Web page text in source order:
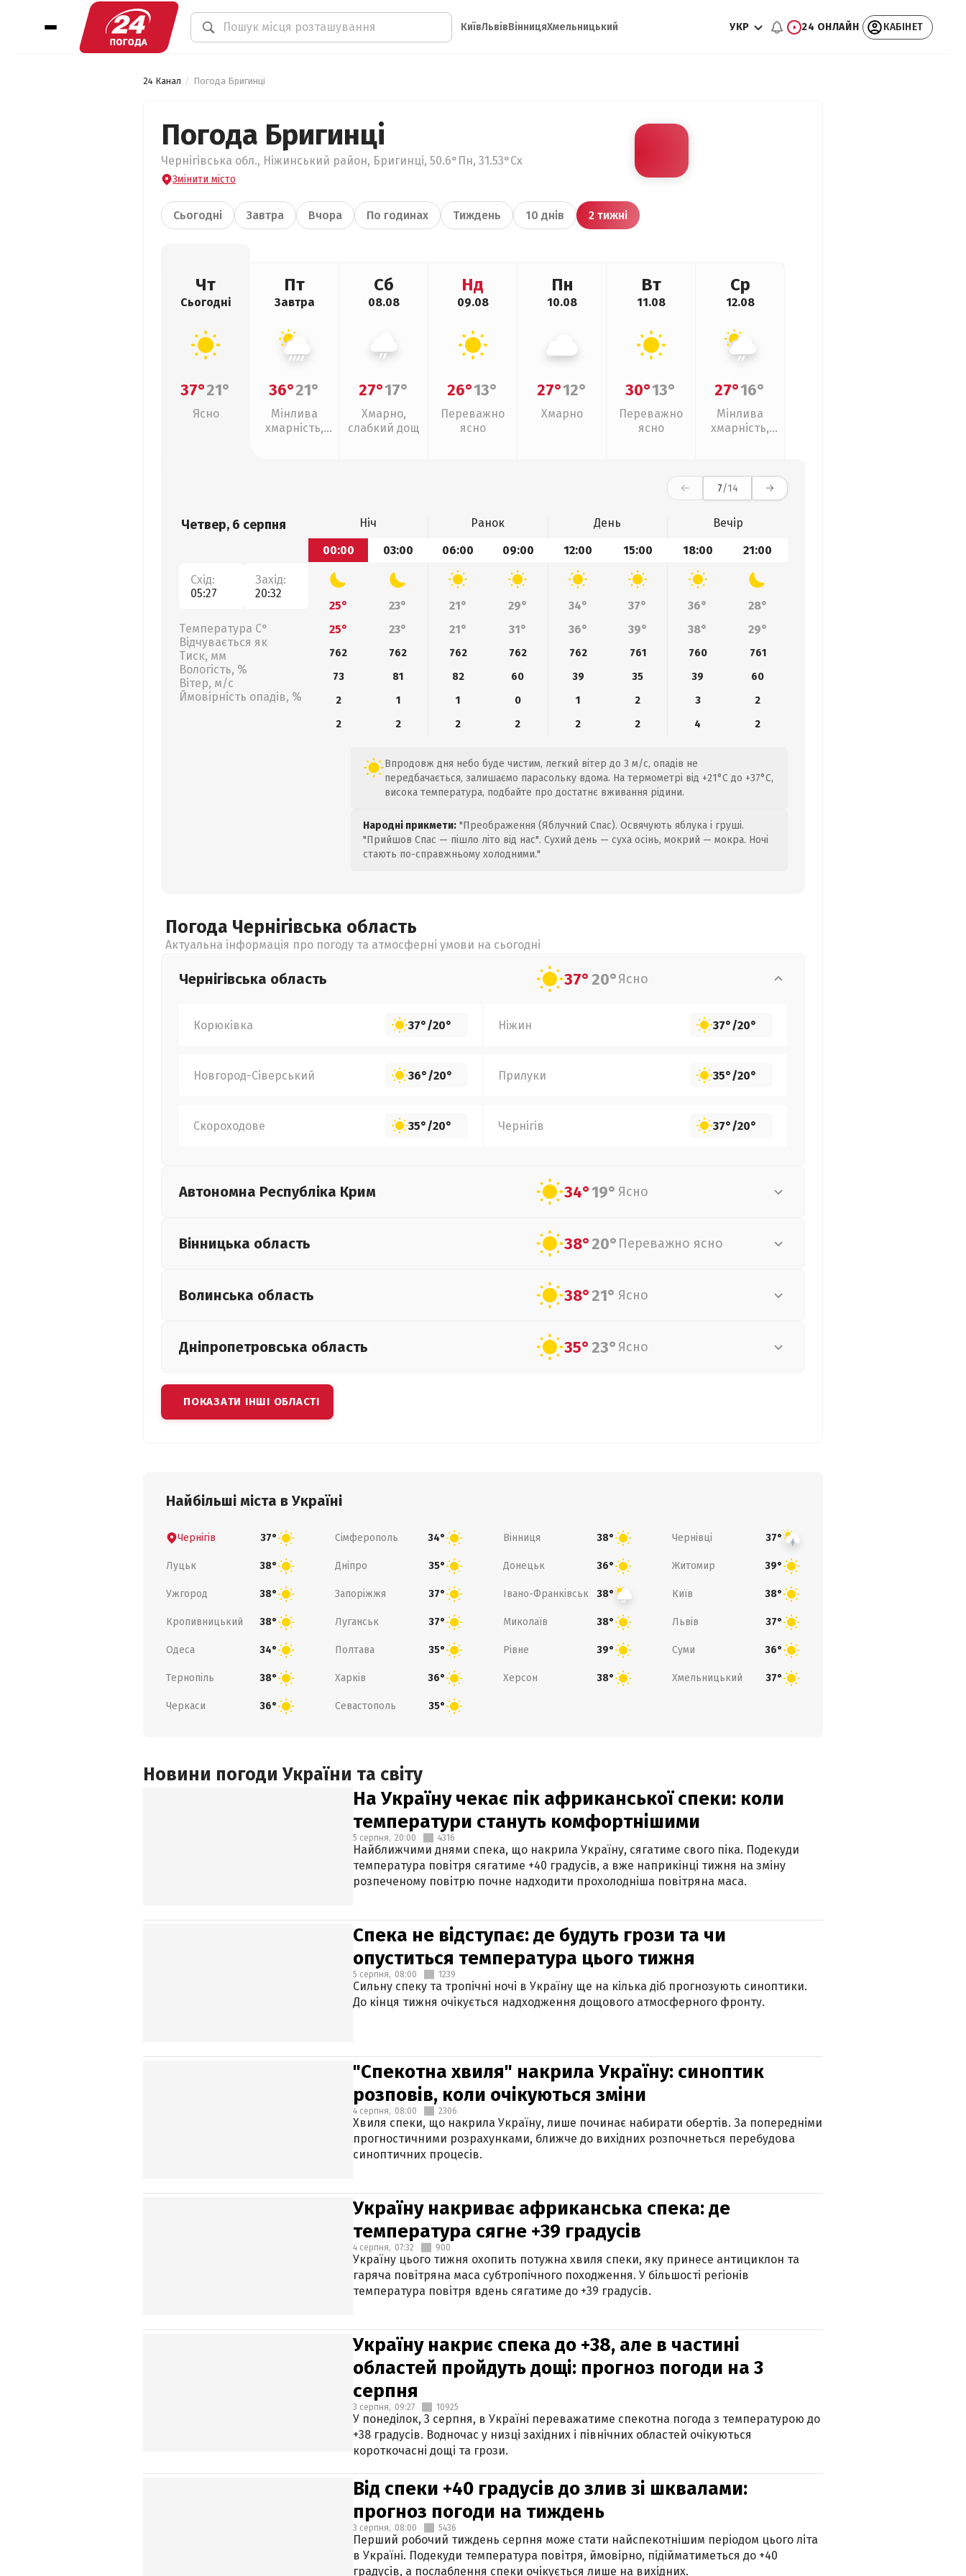
КиївЛьвівВінницяХмельницький УКР 24 ОНЛАЙН КАБІНЕТ
24 Канал Погода Бригинці
Погода Бригинці
Чернігівська обл., Ніжинський район, Бригинці, 50.6°Пн, 31.53°Сх
Змінити місто
Сьогодні Завтра Вчора По годинах Тиждень 10 днів 2 тижні
Чт
Сьогодні
37°21°
Ясно
Пт
Завтра
36°21°
Мінлива
хмарність,
Сб
08.08
27°17°
Хмарно,
слабкий дощ
Нд
09.08
26°13°
Переважно
ясно
Пн
10.08
27°12°
Хмарно
Вт
11.08
30°13°
Переважно
ясно
Ср
12.08
27°16°
Мінлива
хмарність,
7/14
Четвер, 6 серпня
Схід:
05:27
Захід:
20:32
Температура С°
Відчувається як
Тиск, мм
Вологість, %
Вітер, м/с
Ймовірність опадів, %
Ніч Ранок День
Вечір
00:00
03:00 06:00 09:00 12:00 15:00 18:00 21:00
25° 23° 21° 29° 34° 37° 36°
28°
25°
23° 21° 31° 36° 39° 38° 29°
762 762 762 762 762 761 760
761
73
81 82 60 39 35 39
60
2
1 1 0 1 2 3
2
2
2 2 2 2 2 4 2
Впродовж дня небо буде чистим, легкий вітер до 3 м/с, опадів не
передбачається, залишаємо парасольку вдома. На термометрі від +21°C до +37°C,
висока температура, подбайте про достатнє вживання рідини.
Народні прикмети: "Преображення (Яблучний Спас). Освячують яблука і груші.
"Прийшов Спас — пішло літо від нас". Сухий день — суха осінь, мокрий — мокра. Ночі
стають по-справжньому холодними."
Погода Чернігівська область
Актуальна інформація про погоду та атмосферні умови на сьогодні
Чернігівська область 37°20°Ясно
Корюківка 37°/20° Ніжин 37°/20°
Новгород-Сіверський 36°/20° Прилуки 35°/20°
Скороходове 35°/20° Чернігів 37°/20°
Автономна Республіка Крим 34°19° Ясно
Вінницька область 38°20° Переважно ясно
Волинська область 38°21° Ясно
Дніпропетровська область 35°23° Ясно
ПОКАЗАТИ ІНШІ ОБЛАСТІ
Найбільші міста в Україні
Чернігів 37° Сімферополь 34° Вінниця 38° Чернівці 37°
Луцьк 38° Дніпро 35° Донецьк 36° Житомир 39°
Ужгород 38° Запоріжжя 37° Івано-Франківськ 38° Київ 38°
Кропивницький 38° Луганськ 37° Миколаїв 38° Львів 37°
Одеса 34° Полтава 35° Рівне 39° Суми 36°
Тернопіль 38° Харків 36° Херсон 38° Хмельницький 37°
Черкаси 36° Севастополь 35°
Новини погоди України та світу
На Україну чекає пік африканської спеки: коли
температури стануть комфортнішими
5 серпня, 20:00 4316
Найближчими днями спека, що накрила Україну, сягатиме свого піка. Подекуди
температура повітря сягатиме +40 градусів, а вже наприкінці тижня на зміну
розпеченому повітрю почне надходити прохолодніша повітряна маса.
Спека не відступає: де будуть грози та чи
опуститься температура цього тижня
5 серпня, 08:00 1239
Сильну спеку та тропічні ночі в Україну ще на кілька діб прогнозують синоптики.
До кінця тижня очікується надходження дощового атмосферного фронту.
"Спекотна хвиля" накрила Україну: синоптик
розповів, коли очікуються зміни
4 серпня, 08:00 2306
Хвиля спеки, що накрила Україну, лише починає набирати обертів. За попередніми
прогностичними розрахунками, ближче до вихідних розпочнеться перебудова
синоптичних процесів.
Україну накриває африканська спека: де
температура сягне +39 градусів
4 серпня, 07:32 900
Україну цього тижня охопить потужна хвиля спеки, яку принесе антициклон та
гаряча повітряна маса субтропічного походження. У більшості регіонів
температура повітря вдень сягатиме до +39 градусів.
Україну накриє спека до +38, але в частині
областей пройдуть дощі: прогноз погоди на 3
серпня
3 серпня, 09:27 10925
У понеділок, 3 серпня, в Україні переважатиме спекотна погода з температурою до
+38 градусів. Водночас у низці західних і північних областей очікуються
короткочасні дощі та грози.
Від спеки +40 градусів до злив зі шквалами:
прогноз погоди на тиждень
3 серпня, 08:00 5436
Перший робочий тиждень серпня може стати найспекотнішим періодом цього літа
в Україні. Подекуди температура повітря, ймовірно, підійматиметься до +40
градусів, а послаблення спеки очікується лише на вихідних.